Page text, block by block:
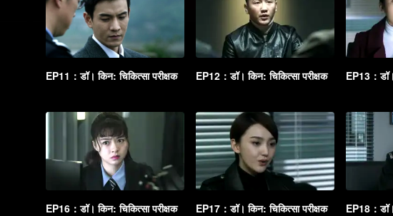
EP11：डॉ। किन: चिकित्सा परीक्षक EP12：डॉ। किन: चिकित्सा परीक्षक EP13：
EP16：डॉ। किन: चिकित्सा परीक्षक EP17：डॉ। किन: चिकित्सा परीक्षक EP18：